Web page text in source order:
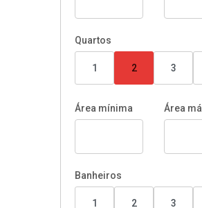
Quartos
1 2 3
Área mínima Área
Banheiros
1 2 3